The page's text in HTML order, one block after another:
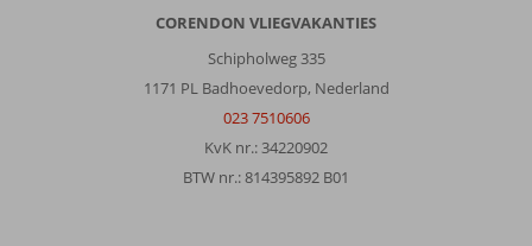
CORENDON VLIEGVAKANTIES
Schipholweg 335
1171 PL Badhoevedorp, Nederland
023 7510606
KvK nr.: 34220902
BTW nr.: 814395892 B01